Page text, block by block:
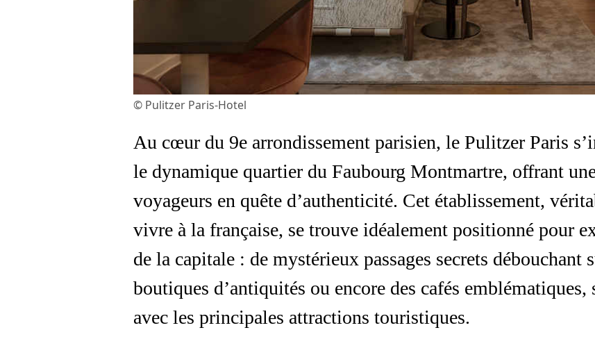
© Pulitzer Paris-Hotel
Au cœur du 9e arrondissement parisien, le Pulitzer Paris
le dynamique quartier du Faubourg Montmartre, offrant
voyageurs en quête d’authenticité. Cet établissement,
vivre à la française, se trouve idéalement positionné pour
de la capitale : de mystérieux passages secrets débouchant
boutiques d’antiquités ou encore des cafés
avec les principales attractions touristiques.